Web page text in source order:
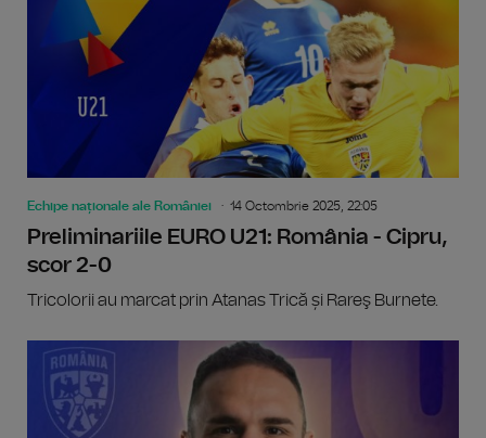
Echipe naționale ale României 14 Octombrie 2025, 22:05
Preliminariile EURO U21: România - Cipru,
scor 2-0
Tricolorii au marcat prin Atanas Trică și Rareş Burnete.